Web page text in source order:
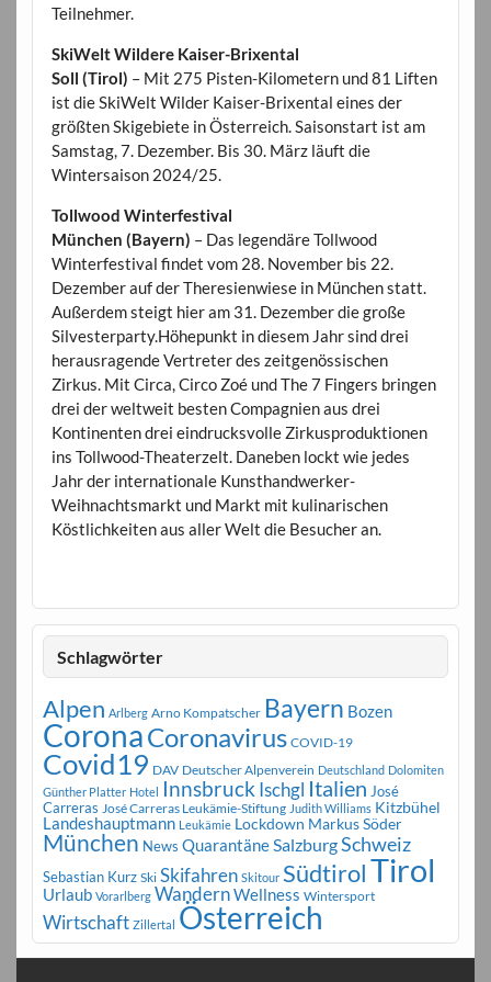
Teilnehmer.
SkiWelt Wildere Kaiser-Brixental
Soll (Tirol) – Mit 275 Pisten-Kilometern und 81 Liften
ist die SkiWelt Wilder Kaiser-Brixental eines der
größten Skigebiete in Österreich. Saisonstart ist am
Samstag, 7. Dezember. Bis 30. März läuft die
Wintersaison 2024/25.
Tollwood Winterfestival
München (Bayern) – Das legendäre Tollwood
Winterfestival findet vom 28. November bis 22.
Dezember auf der Theresienwiese in München statt.
Außerdem steigt hier am 31. Dezember die große
Silvesterparty.Höhepunkt in diesem Jahr sind drei
herausragende Vertreter des zeitgenössischen
Zirkus. Mit Circa, Circo Zoé und The 7 Fingers bringen
drei der weltweit besten Compagnien aus drei
Kontinenten drei eindrucksvolle Zirkusproduktionen
ins Tollwood-Theaterzelt. Daneben lockt wie jedes
Jahr der internationale Kunsthandwerker-
Weihnachtsmarkt und Markt mit kulinarischen
Köstlichkeiten aus aller Welt die Besucher an.
Schlagwörter
Alpen Arlberg Arno Kompatscher Bayern Bozen
CoronaCoronavirus COVID-19
Covid19 DAV Deutscher Alpenverein Deutschland Dolomiten
Günther Platter Hotel Innsbruck Ischgl Italien José
Carreras José Carreras Leukämie-Stiftung Judith Williams Kitzbühel
Landeshauptmann Leukämie Lockdown Markus Söder
München News Quarantäne SalzburgSchweiz
Sebastian Kurz Ski Skifahren Skitour SüdtirolTirol
Urlaub Vorarlberg WandernWellness Wintersport
Wirtschaft Zillertal Österreich